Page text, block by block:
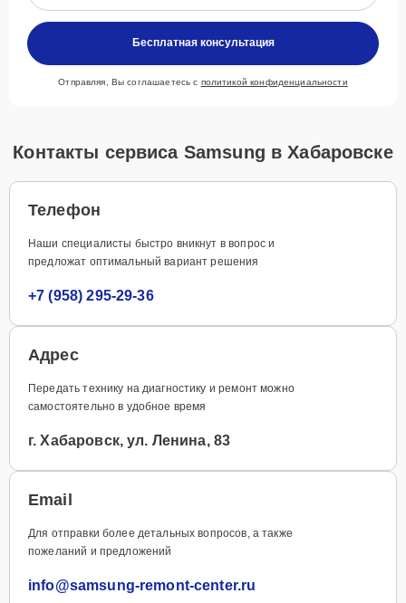
Бесплатная консультация
Отправляя, Вы соглашаетесь с политикой конфиденциальности
Контакты сервиса Samsung в Хабаровске
Телефон
Наши специалисты быстро вникнут в вопрос и
предложат оптимальный вариант решения
+7 (958) 295-29-36
Адрес
Передать технику на диагностику и ремонт можно
самостоятельно в удобное время
г. Хабаровск, ул. Ленина, 83
Email
Для отправки более детальных вопросов, а также
пожеланий и предложений
info@samsung-remont-center.ru